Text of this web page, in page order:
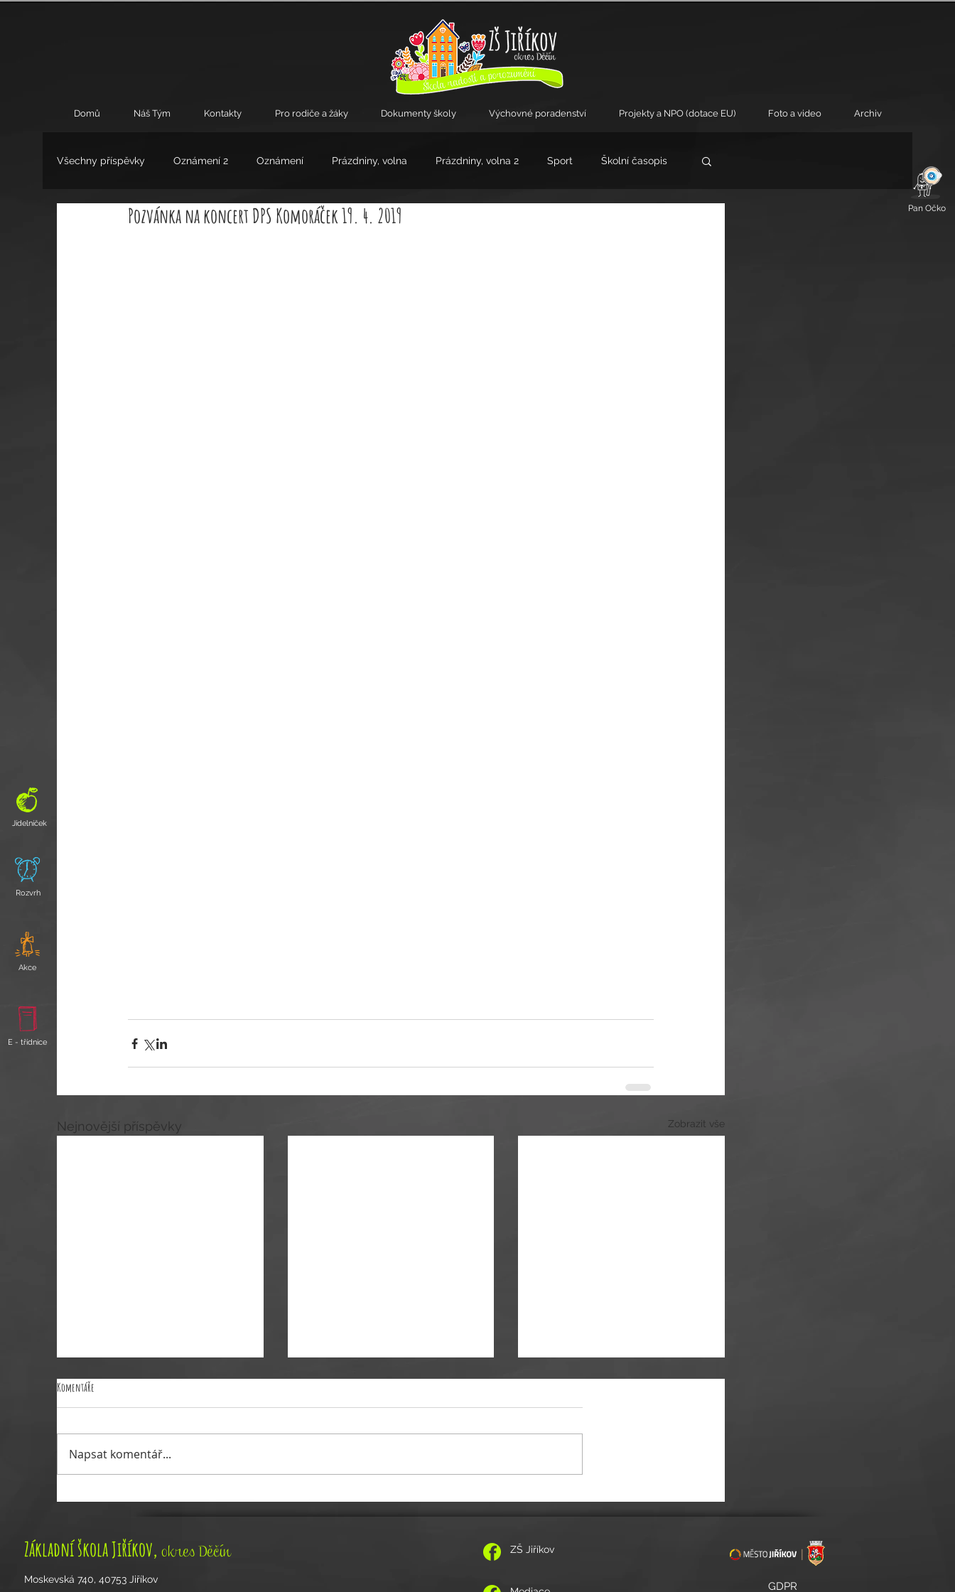
Pan Očko
Domů Náš Tým Kontakty Pro rodiče a žáky Dokumenty školy Výchovné poradenství Projekty a NPO (dotace EU) Foto a video Archiv
Jídelníček
Rozvrh
Akce
E - třídnice
Všechny příspěvky Oznámení 2 Oznámení Prázdniny, volna Prázdniny, volna 2 Sport Školní časopis
Výchovné poradenství Zájmové kroužky
Pozvánka na koncert DPS Komoráček 19. 4. 2019
Nejnovější příspěvky Zobrazit vše
Pozvánka na zimní babinec
Pozvánka na Vánoční akademii žáků 18. a 19.
Komentáře
Napsat komentář...
ZŠ Jiříkov
GDPR
Základní škola Jiříkov,okres Děčín
Moskevská 740, 40753 Jiříkov